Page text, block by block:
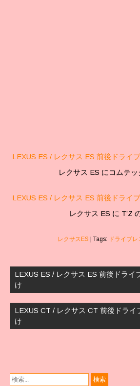
LEXUS ES / レクサス ES 前後ドライ
レクサス ES にコムテ
LEXUS ES / レクサス ES 前後ドライ
レクサス ES に T’Z
レクサスES | Tags: ドライブ
稿
ナ
ビ
ゲ
ー
シ
LEXUS ES / レクサス ES 前後ドライ
け
LEXUS CT / レクサス CT 前後ドライ
け